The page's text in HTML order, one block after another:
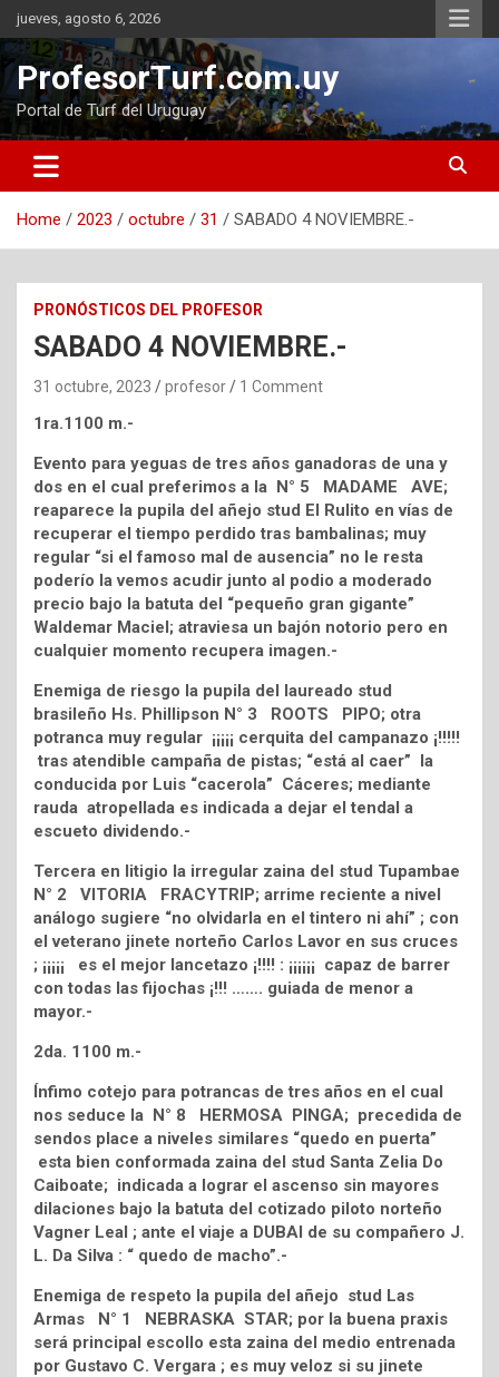
Skip
to
content
jueves, agosto 6, 2026
ProfesorTurf.com.uy
Portal de Turf del Uruguay
Home 2023 octubre 31 SABADO 4 NOVIEMBRE.-
PRONÓSTICOS DEL PROFESOR
SABADO 4 NOVIEMBRE.-
31 octubre, 2023 profesor 1 Comment
1ra.1100 m.-
Evento para yeguas de tres años ganadoras de una y
dos en el cual preferimos a la N° 5 MADAME AVE;
reaparece la pupila del añejo stud El Rulito en vías de
recuperar el tiempo perdido tras bambalinas; muy
regular “si el famoso mal de ausencia” no le resta
poderío la vemos acudir junto al podio a moderado
precio bajo la batuta del “pequeño gran gigante”
Waldemar Maciel; atraviesa un bajón notorio pero en
cualquier momento recupera imagen.-
Enemiga de riesgo la pupila del laureado stud
brasileño Hs. Phillipson N° 3 ROOTS PIPO; otra
potranca muy regular ¡¡¡¡¡ cerquita del campanazo ¡!!!!!
tras atendible campaña de pistas; “está al caer” la
conducida por Luis “cacerola” Cáceres; mediante
rauda atropellada es indicada a dejar el tendal a
escueto dividendo.-
Tercera en litigio la irregular zaina del stud Tupambae
N° 2 VITORIA FRACYTRIP; arrime reciente a nivel
análogo sugiere “no olvidarla en el tintero ni ahí” ; con
el veterano jinete norteño Carlos Lavor en sus cruces
; ¡¡¡¡¡ es el mejor lancetazo ¡!!!! : ¡¡¡¡¡¡ capaz de barrer
con todas las fijochas ¡!!! ……. guiada de menor a
mayor.-
2da. 1100 m.-
Ínfimo cotejo para potrancas de tres años en el cual
nos seduce la N° 8 HERMOSA PINGA; precedida de
sendos place a niveles similares “quedo en puerta”
esta bien conformada zaina del stud Santa Zelia Do
Caiboate; indicada a lograr el ascenso sin mayores
dilaciones bajo la batuta del cotizado piloto norteño
Vagner Leal ; ante el viaje a DUBAI de su compañero J.
L. Da Silva : “ quedo de macho”.-
Enemiga de respeto la pupila del añejo stud Las
Armas N° 1 NEBRASKA STAR; por la buena praxis
será principal escollo esta zaina del medio entrenada
por Gustavo C. Vergara ; es muy veloz si su jinete